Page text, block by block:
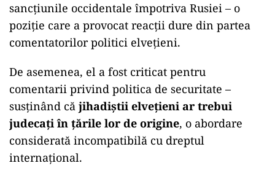
sancțiunile occidentale împotriva Rusiei – o
poziție care a provocat reacții dure din partea
comentatorilor politici elvețieni.
De asemenea, el a fost criticat pentru
comentarii privind politica de securitate –
susținând că jihadiștii elvețieni ar trebui
judecați în țările lor de origine, o abordare
considerată incompatibilă cu dreptul
internațional.